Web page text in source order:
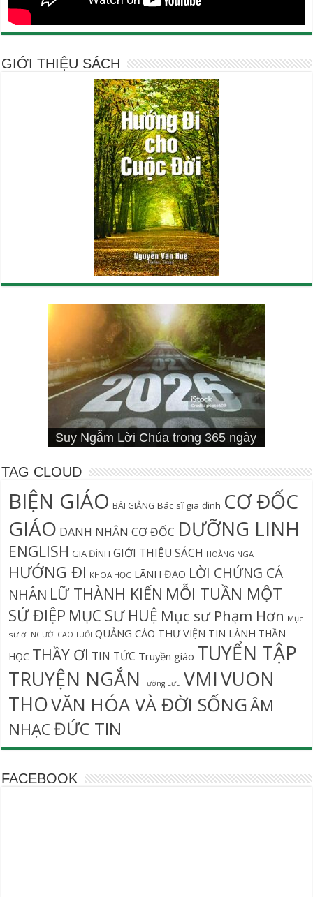
GIỚI THIỆU SÁCH
Suy Ngẫm Lời Chúa trong 365 ngày
Đối diện lương tâm
Thần học thay thế
Cơn Đại Nạn Và Hội Thánh (bản
hiệu đính)
Suy Ngẫm Lời Chúa 365 Ngày
Hội Thánh sẽ trải qua cơn đại nạn?
Câu Cá Và Đánh Lưới Người
4 Signs You Aren’t Walking In Your
Calling
Thiên Lộ Lịch Trình
Suy Ngẫm Tân Ước Với Warren W.
Wiersbe
TAG CLOUD
BIỆN GIÁO BÀI GIẢNG Bác sĩ gia đình CƠ ĐỐC
GIÁO DANH NHÂN CƠ ĐỐC DƯỠNG LINH
ENGLISH GIA ĐÌNH GIỚI THIỆU SÁCH HOÀNG NGA
HƯỚNG ĐI KHOA HỌC LÃNH ĐẠO LỜI CHỨNG CÁ
NHÂN LỮ THÀNH KIẾN MỖI TUẦN MỘT
SỨ ĐIỆP MỤC SƯ HUỆ Mục sư Phạm Hơn Mục
sư ơi NGƯỜI CAO TUỔI QUẢNG CÁO THƯ VIỆN TIN LÀNH THẦN
HỌC THẦY ƠI TIN TỨC Truyền giáo TUYỂN TẬP
TRUYỆN NGẮN Tường Lưu VMIVUON
THOVĂN HÓA VÀ ĐỜI SỐNGÂM
NHẠCĐỨC TIN
FACEBOOK